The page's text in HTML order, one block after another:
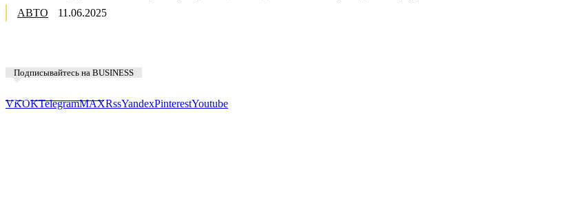
АВТО 11.06.2025
Подписывайтесь на BUSINESS
VKOKTelegramMAXRssYandexPinterestYoutube